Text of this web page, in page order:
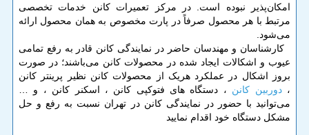
امکان‌پذیر نبوده است. در مرکز تعمیرات کانن خدمات تخصصی
مرتبط با هر محصول صرفاً در پارت مخصوص به همان محصول ارائه
می‌شود.
کارشناسان و مهندسان حاضر در نمایندگی کانن قادر به رفع تمامی
عیوب و اشکالات ایجاد شده در محصولات کانن می‌باشند؛ در صورت
بروز اشکال در عملکرد هریک از محصولات کانن نظیر پرینتر کانن
،دوربین کانن ، دستگاه های فتوکپی کانن ، اسکنر کانن ، و …
می‌توانید با حضور در نمایندگی کانن در تهران نسبت به رفع و حل
مشکل دستگاه خود اقدام نمایید